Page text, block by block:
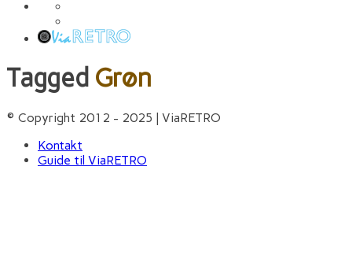
Tagged Grøn
© Copyright 2012 - 2025 | ViaRETRO
Kontakt
Guide til ViaRETRO